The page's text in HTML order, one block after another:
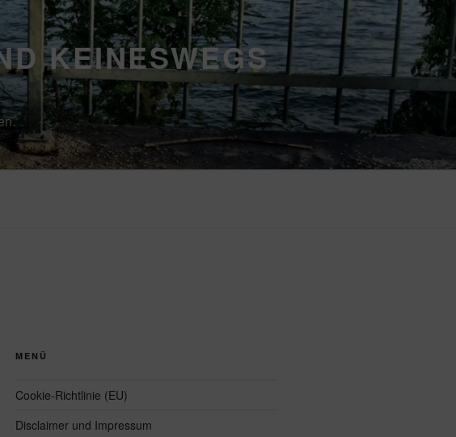
KEINESWEGS
MENÜ
Cookie-Richtlinie (EU)
Disclaimer und Impressum